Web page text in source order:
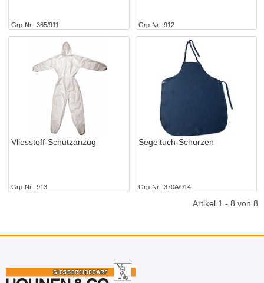
Grp-Nr. 365/911 Grp-Nr. 912
Vliesstoff-Schutzanzug
Grp-Nr. 913
Segeltuch-Schürzen
Grp-Nr. 370A/914
Artikel 1 - 8 von 8